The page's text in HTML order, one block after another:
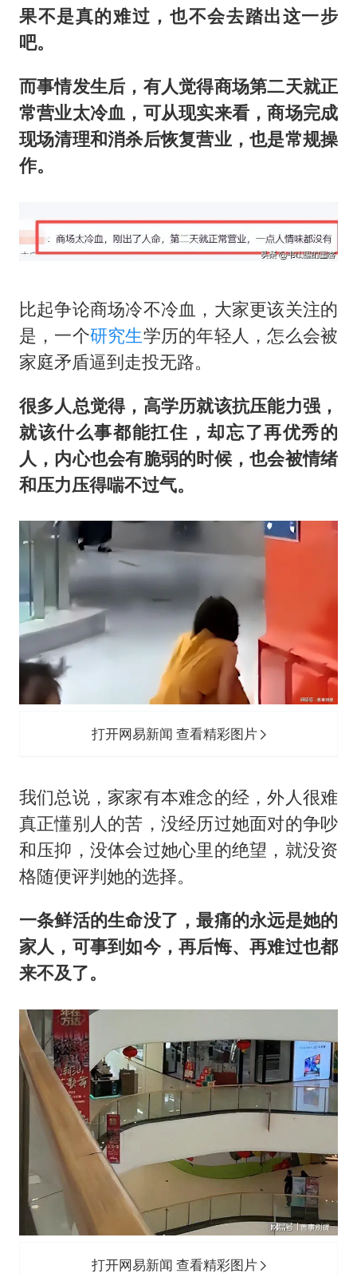
果不是真的难过，也不会去踏出这一步
吧。
而事情发生后，有人觉得商场第二天就正
常营业太冷血，可从现实来看，商场完成
现场清理和消杀后恢复营业，也是常规操
作。
比起争论商场冷不冷血，大家更该关注的
是，一个研究生学历的年轻人，怎么会被
家庭矛盾逼到走投无路。
很多人总觉得，高学历就该抗压能力强，
就该什么事都能扛住，却忘了再优秀的
人，内心也会有脆弱的时候，也会被情绪
和压力压得喘不过气。
打开网易新闻 查看精彩图片
我们总说，家家有本难念的经，外人很难
真正懂别人的苦，没经历过她面对的争吵
和压抑，没体会过她心里的绝望，就没资
格随便评判她的选择。
一条鲜活的生命没了，最痛的永远是她的
家人，可事到如今，再后悔、再难过也都
来不及了。
打开网易新闻 查看精彩图片